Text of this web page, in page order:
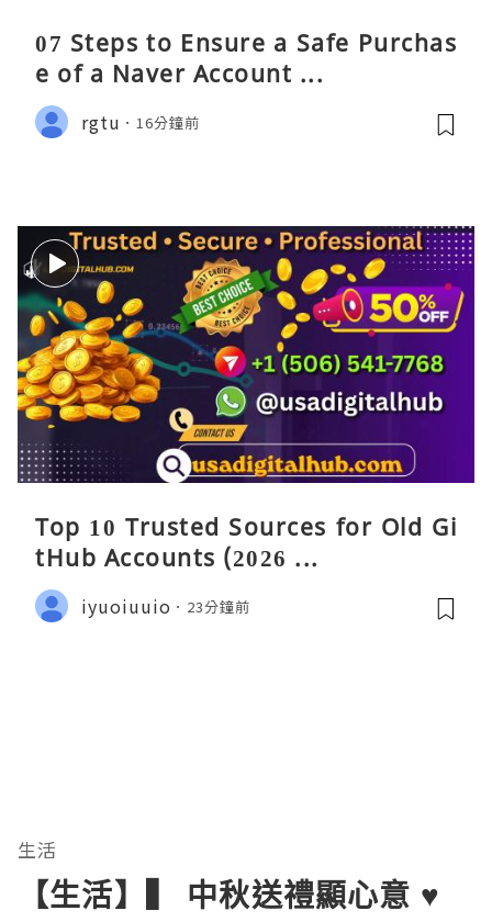
07 Steps to Ensure a Safe Purchas
e of a Naver Account ...
rgtu 16分鐘前
Top 10 Trusted Sources for Old Gi
tHub Accounts (2026 ...
iyuoiuuio 23分鐘前
生活
【生活】▍ 中秋送禮顯心意 ♥️